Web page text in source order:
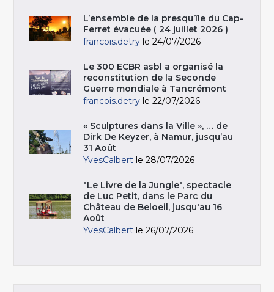
L’ensemble de la presqu’île du Cap-
Ferret évacuée ( 24 juillet 2026 )
francois.detry le 24/07/2026
Le 300 ECBR asbl a organisé la
reconstitution de la Seconde
Guerre mondiale à Tancrémont
francois.detry le 22/07/2026
« Sculptures dans la Ville », … de
Dirk De Keyzer, à Namur, jusqu’au
31 Août
YvesCalbert le 28/07/2026
"Le Livre de la Jungle", spectacle
de Luc Petit, dans le Parc du
Château de Beloeil, jusqu'au 16
Août
YvesCalbert le 26/07/2026